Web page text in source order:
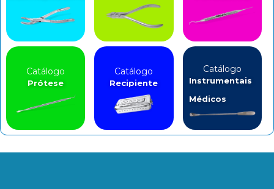
Catálogo
Prótese
Catálogo
Recipiente
Catálogo
Instrumentais
Médicos